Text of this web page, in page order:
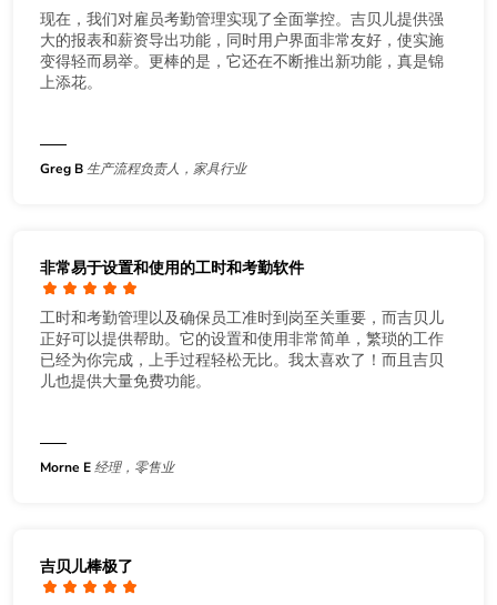
现在，我们对雇员考勤管理实现了全面掌控。吉贝儿提供强
大的报表和薪资导出功能，同时用户界面非常友好，使实施
变得轻而易举。更棒的是，它还在不断推出新功能，真是锦
上添花。
Greg B生产流程负责人，家具行业
非常易于设置和使用的工时和考勤软件
工时和考勤管理以及确保员工准时到岗至关重要，而吉贝儿
正好可以提供帮助。它的设置和使用非常简单，繁琐的工作
已经为你完成，上手过程轻松无比。我太喜欢了！而且吉贝
儿也提供大量免费功能。
Morne E经理，零售业
吉贝儿棒极了